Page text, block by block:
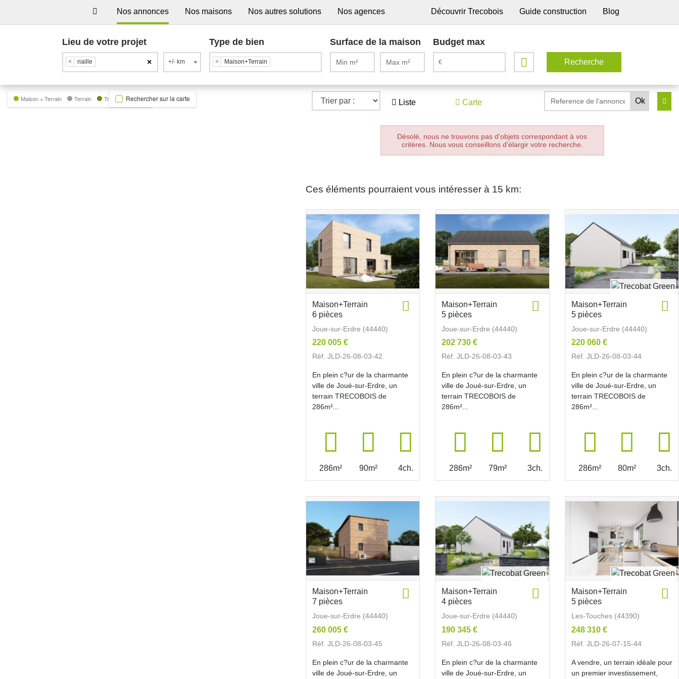
Nos annonces Nos maisons Nos autres solutions Nos agences Découvrir Trecobois Guide construction Blog
Lieu de votre projet
×
× riaille +/- km
Type de bien
× Maison+Terrain
Surface de la maison Budget max
Liste Carte
Maison + Terrain Terrain Trecobat GreenRechercher sur la carte
Désolé, nous ne trouvons pas d'objets correspondant à vos
critères. Nous vous conseillons d'élargir votre recherche.
Ces éléments pourraient vous intéresser à 15 km:
Maison+Terrain
6 pièces
Joue-sur-Erdre (44440)
220 005 €
Réf. JLD-26-08-03-42
En plein c?ur de la charmante
ville de Joué-sur-Erdre, un
terrain TRECOBOIS de
286m²...
286m² 90m² 4ch.
Maison+Terrain
5 pièces
Joue-sur-Erdre (44440)
202 730 €
Réf. JLD-26-08-03-43
En plein c?ur de la charmante
ville de Joué-sur-Erdre, un
terrain TRECOBOIS de
286m²...
286m² 79m² 3ch.
Maison+Terrain
5 pièces
Joue-sur-Erdre (44440)
220 060 €
Réf. JLD-26-08-03-44
En plein c?ur de la charmante
ville de Joué-sur-Erdre, un
terrain TRECOBOIS de
286m²...
286m² 80m² 3ch.
Maison+Terrain
7 pièces
Joue-sur-Erdre (44440)
260 005 €
Réf. JLD-26-08-03-45
En plein c?ur de la charmante
ville de Joué-sur-Erdre, un
Maison+Terrain
4 pièces
Joue-sur-Erdre (44440)
190 345 €
Réf. JLD-26-08-03-46
En plein c?ur de la charmante
ville de Joué-sur-Erdre, un
Maison+Terrain
5 pièces
Les-Touches (44390)
248 310 €
Réf. JLD-26-07-15-44
A vendre, un terrain idéale pour
un premier investissement,